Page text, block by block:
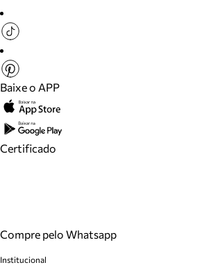
Baixe o APP
Certificado
Compre pelo Whatsapp
Institucional